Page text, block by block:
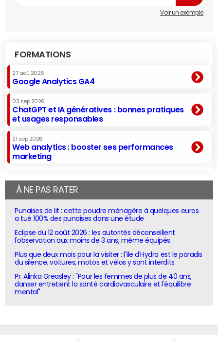
Voir un exemple
FORMATIONS
27 aoû 2026
Google Analytics GA4
03 sep 2026
ChatGPT et IA génératives : bonnes pratiques
et usages responsables
21 sep 2026
Web analytics : booster ses performances
marketing
À NE PAS RATER
Punaises de lit : cette poudre ménagère à quelques euros
a tué 100% des punaises dans une étude
Eclipse du 12 août 2026 : les autorités déconseillent
l'observation aux moins de 3 ans, même équipés
Plus que deux mois pour la visiter : l'île d'Hydra est le paradis
du silence, voitures, motos et vélos y sont interdits
Pr. Alinka Greasley : "Pour les femmes de plus de 40 ans,
danser entretient la santé cardiovasculaire et l'équilibre
mental"